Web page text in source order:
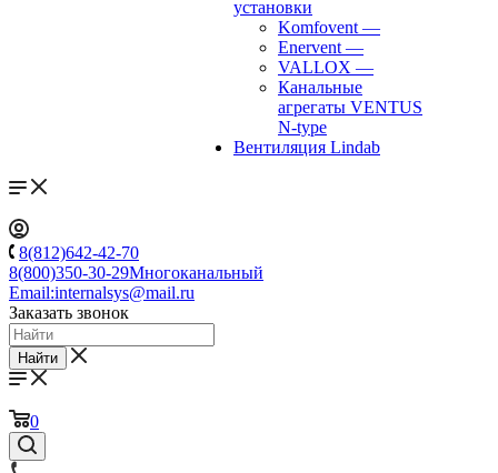
установки
Komfovent —
Enervent —
VALLOX —
Канальные
агрегаты VENTUS
N-type
Вентиляция Lindab
8(812)642-42-70
8(800)350-30-29Многоканальный
Email:internalsys@mail.ru
Заказать звонок
Найти
0